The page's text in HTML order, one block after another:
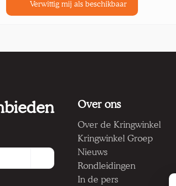
Verwittig mij als beschikbaar
Over ons
Over de Kringwinkel
Kringwinkel Groep
Nieuws
Rondleidingen
In de pers